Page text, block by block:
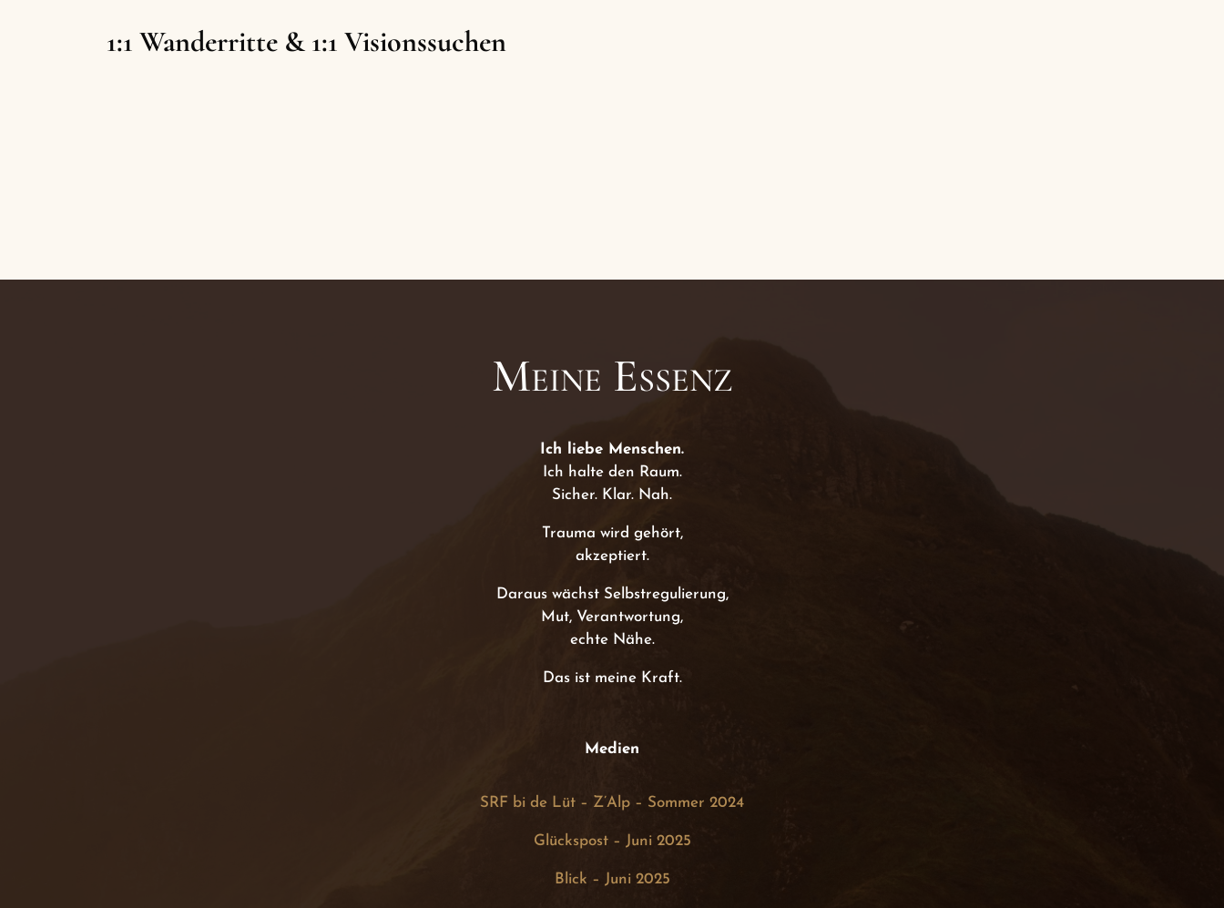
1:1 Wanderritte&1:1 Visionssuchen
Meine Essenz
Ich liebe Menschen.
Ich halte den Raum.
Sicher. Klar. Nah.
Trauma wird gehört,
akzeptiert.
Daraus wächst Selbstregulierung,
Mut, Verantwortung,
echte Nähe.
Das ist meine Kraft.
Medien
SRF bi de Lüt – Z’Alp – Sommer 2024
Glückspost – Juni 2025
Blick – Juni 2025